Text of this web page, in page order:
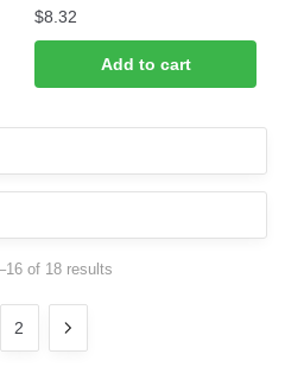
$8.32
Add to cart
of 18 resultsSorted
2